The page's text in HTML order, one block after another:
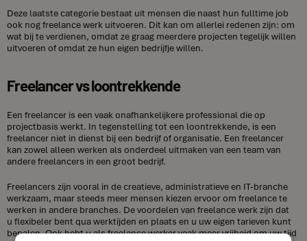
Deze laatste categorie bestaat uit mensen die naast hun fulltime job
ook nog freelance werk uitvoeren. Dit kan om allerlei redenen zijn: om
wat bij te verdienen, omdat ze graag meerdere projecten tegelijk willen
uitvoeren of omdat ze hun eigen bedrijfje willen.
Freelancer vs loontrekkende
Een freelancer is een vaak onafhankelijkere professional die op
projectbasis werkt. In tegenstelling tot een loontrekkende, is een
freelancer niet in dienst bij een bedrijf of organisatie. Een freelancer
kan zowel alleen werken als onderdeel uitmaken van een team van
andere freelancers in een groot bedrijf.
Freelancers zijn vooral in de creatieve, administratieve en IT-branche
werkzaam, maar steeds meer mensen kiezen ervoor om freelance te
werken in andere branches. De voordelen van freelance werk zijn dat
u flexibeler bent qua werktijden en plaats en u uw eigen tarieven kunt
bepalen. Ook hebt u als freelance werker vaak meer vrijheid om uw tijd